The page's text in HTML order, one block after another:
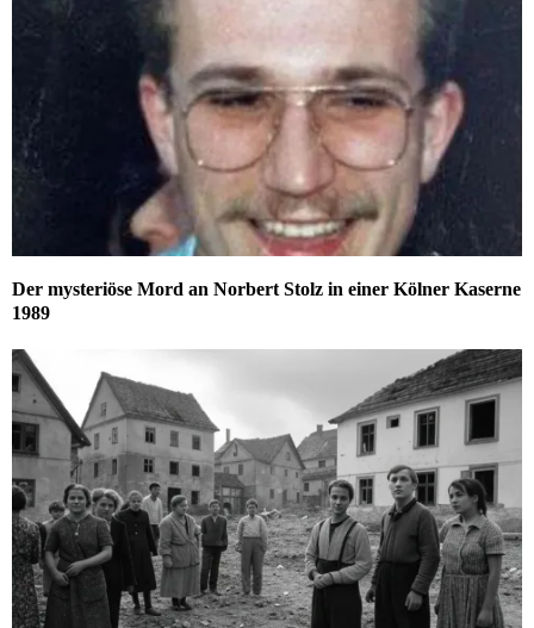
Der mysteriöse Mord an Norbert Stolz in einer Kölner Kaserne
1989